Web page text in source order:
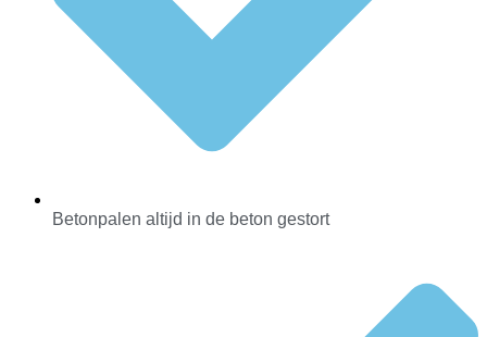
Betonpalen altijd in de beton gestort